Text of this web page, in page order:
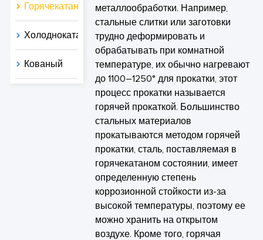
Горячекатаный
Холоднокатаные
Кованый
металлообработки. Например,
стальные слитки или заготовки
трудно деформировать и
обрабатывать при комнатной
температуре, их обычно нагревают
до 1100–1250° для прокатки, этот
процесс прокатки называется
горячей прокаткой. Большинство
стальных материалов
прокатываются методом горячей
прокатки, сталь, поставляемая в
горячекатаном состоянии, имеет
определенную степень
коррозионной стойкости из-за
высокой температуры, поэтому ее
можно хранить на открытом
воздухе. Кроме того, горячая